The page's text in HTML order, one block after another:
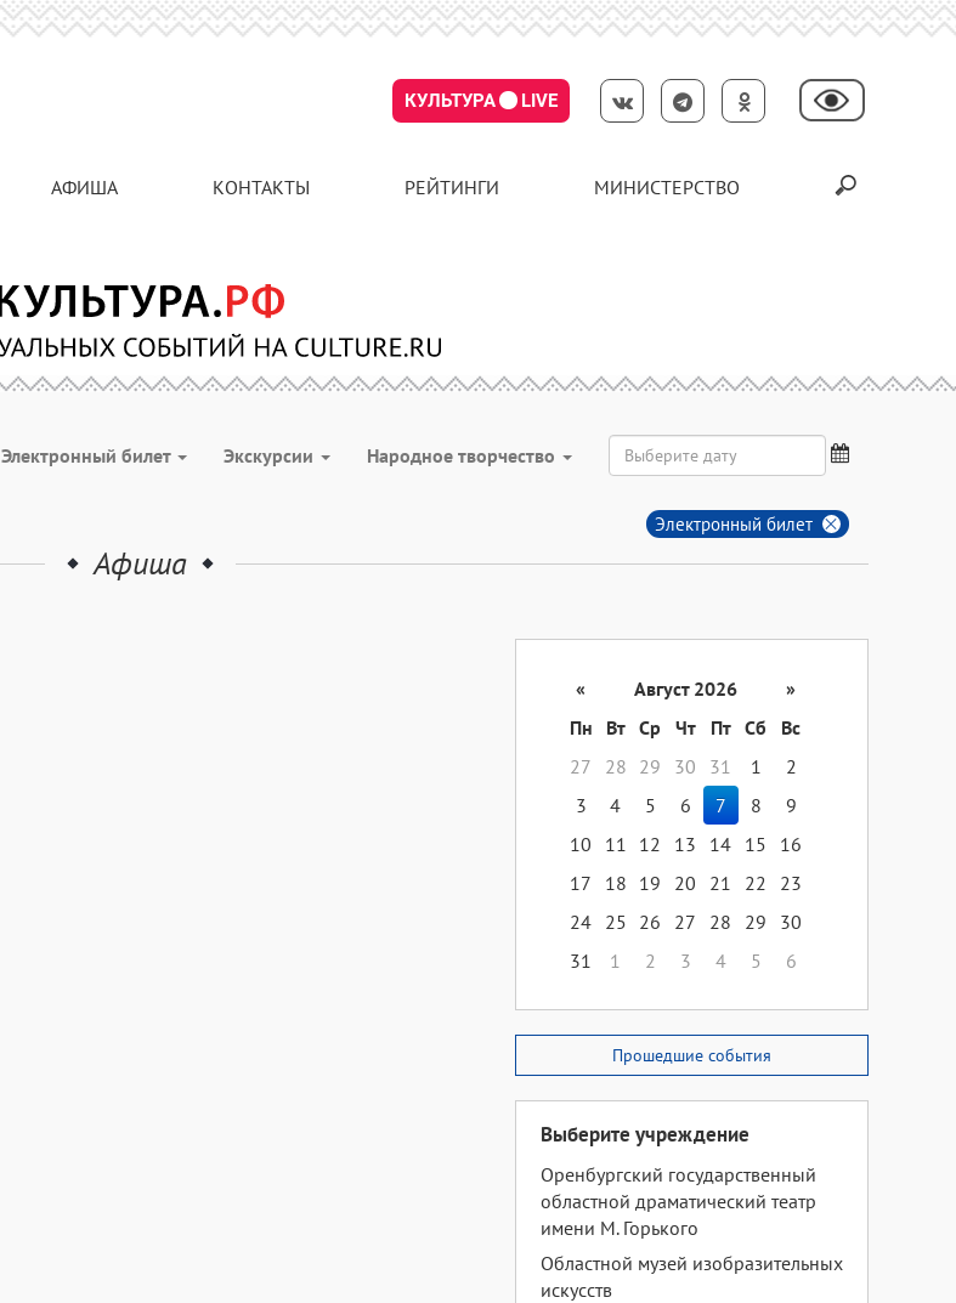
КУЛЬТУРА LIVE
АФИША КОНТАКТЫ РЕЙТИНГИ МИНИСТЕРСТВО
Электронный билет Экскурсии Народное творчество
Электронный билет
Афиша
« Август 2026
»
Пн
Вт Ср Чт Пт Сб
Вс
27
28 29 30 31 1
2
3
4 5 6 7 8
9
10
11 12 13 14 15
16
17
18 19 20 21 22
23
24 25 26 27 28 29
30
31
1 2 3 4 5 6
Прошедшие события
Выберите учреждение
Оренбургский государственный
областной драматический театр
имени М. Горького
Областной музей изобразительных
искусств